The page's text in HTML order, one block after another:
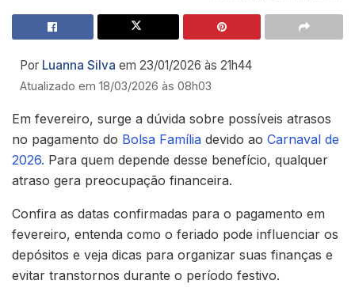
Por Luanna Silva em 23/01/2026 às 21h44
Atualizado em 18/03/2026 às 08h03
Em fevereiro, surge a dúvida sobre possíveis atrasos
no pagamento do Bolsa Família devido ao Carnaval de
2026. Para quem depende desse benefício, qualquer
atraso gera preocupação financeira.
Confira as datas confirmadas para o pagamento em
fevereiro, entenda como o feriado pode influenciar os
depósitos e veja dicas para organizar suas finanças e
evitar transtornos durante o período festivo.